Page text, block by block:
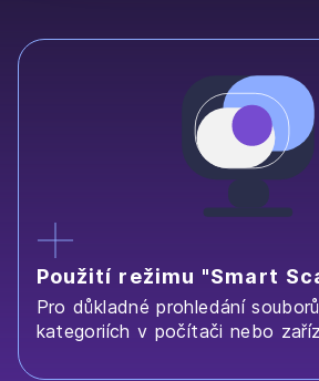
Použití režimu "Smart
Pro důkladné prohledání
kategoriích v počítači nebo